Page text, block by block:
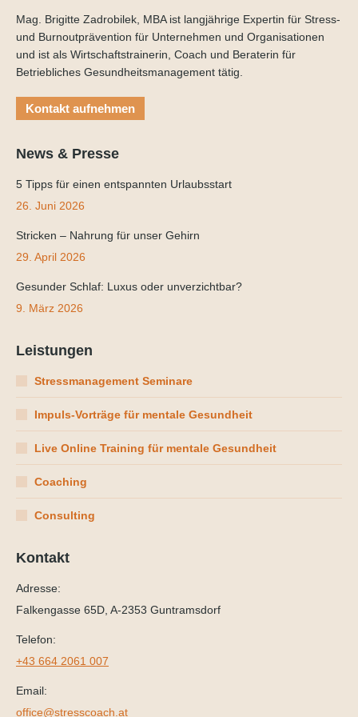
Mag. Brigitte Zadrobilek, MBA ist langjährige Expertin für Stress-
und Burnoutprävention für Unternehmen und Organisationen
und ist als Wirtschaftstrainerin, Coach und Beraterin für
Betriebliches Gesundheitsmanagement tätig.
Kontakt aufnehmen
News & Presse
5 Tipps für einen entspannten Urlaubsstart
26. Juni 2026
Stricken – Nahrung für unser Gehirn
29. April 2026
Gesunder Schlaf: Luxus oder unverzichtbar?
9. März 2026
Leistungen
Stressmanagement Seminare
Impuls-Vorträge für mentale Gesundheit
Live Online Training für mentale Gesundheit
Coaching
Consulting
Kontakt
Adresse:
Falkengasse 65D, A-2353 Guntramsdorf
Telefon:
+43 664 2061 007
Email:
office@stresscoach.at